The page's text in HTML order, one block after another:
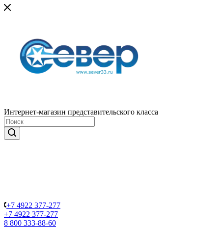
Интернет-магазин представительского класса
+7 4922 377-277
+7 4922 377-277
8 800 333-88-60